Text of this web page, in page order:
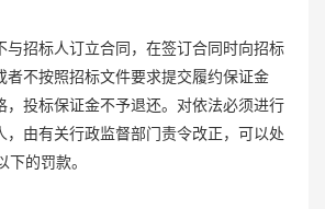
与招标人订立合同，在签订合同时向招标
者不按照招标文件要求提交履约保证金
，投标保证金不予退还。对依法必须进行
，由有关行政监督部门责令改正，可以处
的罚款。